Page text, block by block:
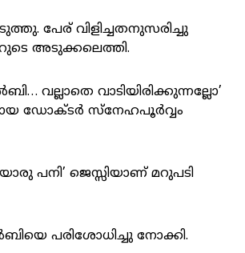
പേര് വിളിച്ചതനുസരിച്ചു
അടുക്കലെത്തി.
വല്ലാതെ വാടിയിരിക്കുന്നല്ലോ’
ഡോക്ടർ സ്നേഹപൂർവ്വം
പനി’ ജെസ്സിയാണ് മറുപടി
പരിശോധിച്ചു നോക്കി.